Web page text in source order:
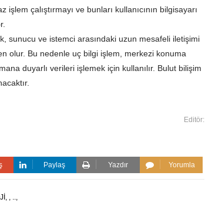
çalıştırmayı ve bunları kullanıcının bilgisayarı
sunucu ve istemci arasındaki uzun mesafeli iletişimi
olur. Bu nedenle uç bilgi işlem, merkezi konuma
duyarlı verileri işlemek için kullanılır. Bulut bilişim
Editör:
Paylaş Yazdır Yorumla
, ..,